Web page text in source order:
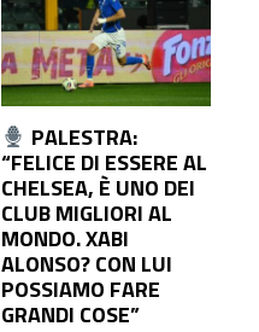
PALESTRA:
“FELICE DI ESSERE AL
CHELSEA, È UNO DEI
CLUB MIGLIORI AL
MONDO. XABI
ALONSO? CON LUI
POSSIAMO FARE
GRANDI COSE”